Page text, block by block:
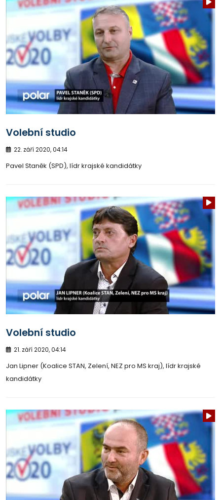
Volební studio
22. září 2020, 04:14
Pavel Staněk (SPD), lídr krajské kandidátky
Volební studio
21. září 2020, 04:14
Jan Lipner (Koalice STAN, Zelení, NEZ pro MS kraj), lídr krajské
kandidátky